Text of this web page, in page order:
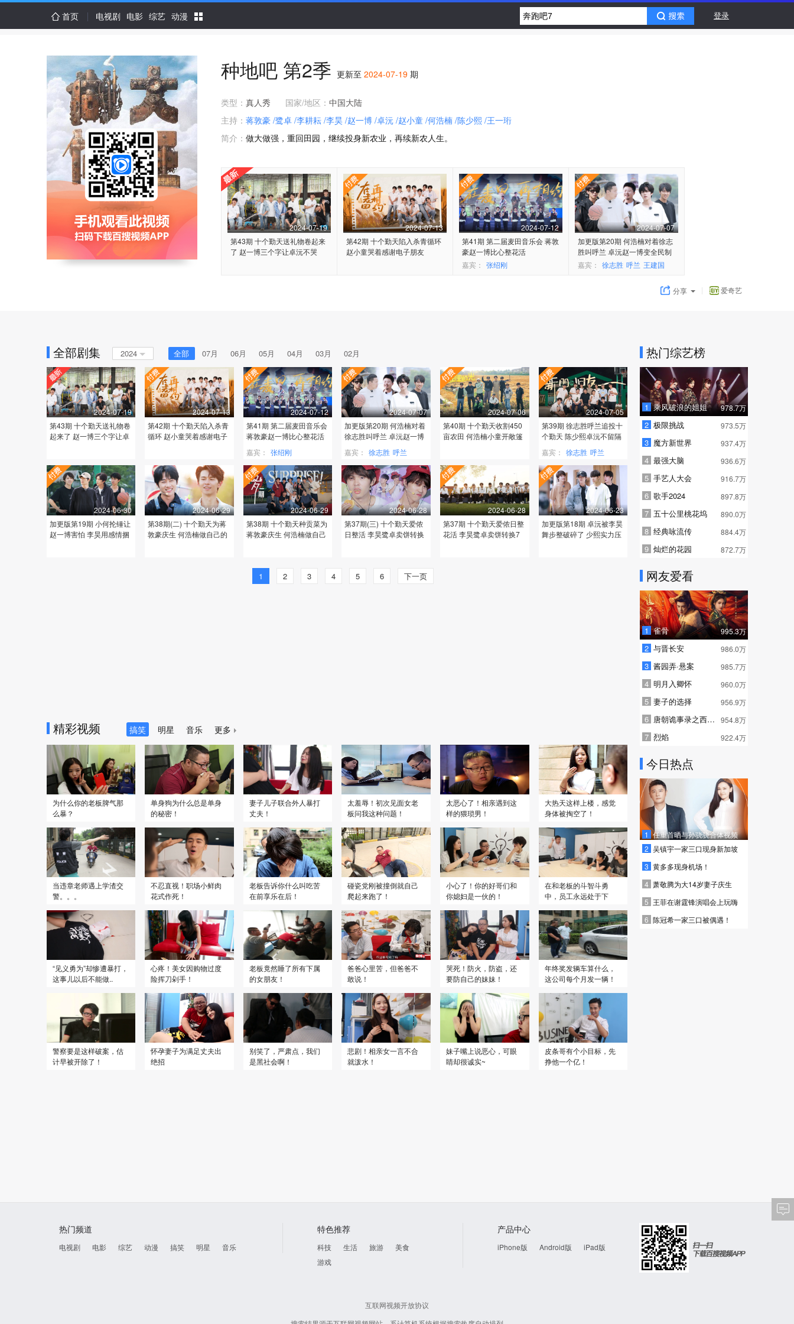
首页 电视剧 电影 综艺 动漫 登录
种地吧 第2季 更新至 2024-07-19期
类型： 真人秀 国家/地区： 中国大陆
主持： 蒋敦豪 /鹭卓 /李耕耘 /李昊 /赵一博 /卓沅 /赵小童 /何浩楠 /陈少熙 /王一珩
简介： 做大做强，重回田园，继续投身新农业，再续新农人生。
2024-07-19
第43期 十个勤天送礼物卷起来
了 赵一博三个字让卓沅不哭
2024-07-13
第42期 十个勤天陷入杀青循环
赵小童哭着感谢电子朋友
2024-07-12
第41期 第二届麦田音乐会 蒋敦
豪赵一博比心整花活
嘉宾： 张绍刚
2024-07-07
加更版第20期 何浩楠对着徐志
胜叫呼兰 卓沅赵一博变全民制
作人
嘉宾： 徐志胜 呼兰 王建国
分享 爱奇艺
全部剧集 2024 全部 07月 06月 05月 04月 03月 02月
2024-07-19
第43期 十个勤天送礼物卷
起来了 赵一博三个字让卓
2024-07-13
第42期 十个勤天陷入杀青
循环 赵小童哭着感谢电子
2024-07-12
第41期 第二届麦田音乐会
蒋敦豪赵一博比心整花活
嘉宾： 张绍刚
2024-07-07
加更版第20期 何浩楠对着
徐志胜叫呼兰 卓沅赵一博
嘉宾： 徐志胜 呼兰
王建国
2024-07-06
第40期 十个勤天收割450
亩农田 何浩楠小童开敞篷
2024-07-05
第39期 徐志胜呼兰追投十
个勤天 陈少熙卓沅不留隔
嘉宾： 徐志胜 呼兰
王建国
2024-06-30
加更版第19期 小何抡锤让
赵一博害怕 李昊用感情捆
2024-06-29
第38期(二) 十个勤天为蒋
敦豪庆生 何浩楠做自己的
2024-06-29
第38期 十个勤天种贡菜为
蒋敦豪庆生 何浩楠做自己
2024-06-28
第37期(三) 十个勤天爱侬
日整活 李昊鹭卓卖饼转换
2024-06-28
第37期 十个勤天爱侬日整
花活 李昊鹭卓卖饼转换7
2024-06-23
加更版第18期 卓沅被李昊
舞步整破碎了 少熙实力压
1 2 3 4 5 6 下一页
精彩视频 搞笑 明星 音乐 更多
为什么你的老板脾气那
么暴？
单身狗为什么总是单身
的秘密！
妻子儿子联合外人暴打
丈夫！
太羞辱！初次见面女老
板问我这种问题！
太恶心了！相亲遇到这
样的猥琐男！
大热天这样上楼，感觉
身体被掏空了！
当违章老师遇上学渣交
警。。。
不忍直视！职场小鲜肉
花式作死！
老板告诉你什么叫吃苦
在前享乐在后！
碰瓷党刚被撞倒就自己
爬起来跑了！
小心了！你的好哥们和
你媳妇是一伙的！
在和老板的斗智斗勇
中，员工永远处于下
“见义勇为”却惨遭暴打，
这事儿以后不能做..
心疼！美女因购物过度
险挥刀剁手！
老板竟然睡了所有下属
的女朋友！
爸爸心里苦，但爸爸不
敢说！
哭死！防火，防盗，还
要防自己的妹妹！
年终奖发辆车算什么，
这公司每个月发一辆！
警察要是这样破案，估
计早被开除了！
怀孕妻子为满足丈夫出
绝招
别笑了，严肃点，我们
是黑社会啊！
悲剧！相亲女一言不合
就泼水！
妹子嘴上说恶心，可眼
睛却很诚实~
皮条哥有个小目标，先
挣他一个亿！
热门综艺榜
1 乘风破浪的姐姐 978.7万
2 极限挑战 973.5万
3 魔方新世界 937.4万
4 最强大脑 936.6万
5 手艺人大会 916.7万
6 歌手2024 897.8万
7 五十公里桃花坞 890.0万
8 经典咏流传 884.4万
9 灿烂的花园 872.7万
网友爱看
1 雀骨 995.3万
2 与晋长安 986.0万
3 酱园弄·悬案 985.7万
4 明月入卿怀 960.0万
5 妻子的选择 956.9万
6 唐朝诡事录之西行 普通话 954.8万
7 烈焰 922.4万
今日热点
1 任重首晒与孙骁骁合体视频
2 吴镇宇一家三口现身新加坡
3 黄多多现身机场！
4 萧敬腾为大14岁妻子庆生
5 王菲在谢霆锋演唱会上玩嗨
6 陈冠希一家三口被偶遇！
热门频道
电视剧 电影 综艺 动漫 搞笑 明星 音乐
特色推荐
科技 生活 旅游
美食
游戏
产品中心
iPhone版 Android版 iPad版
互联网视频开放协议